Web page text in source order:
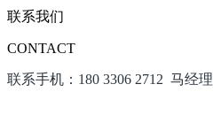
联系我们
CONTACT
联系手机：180 3306 2712 马经理